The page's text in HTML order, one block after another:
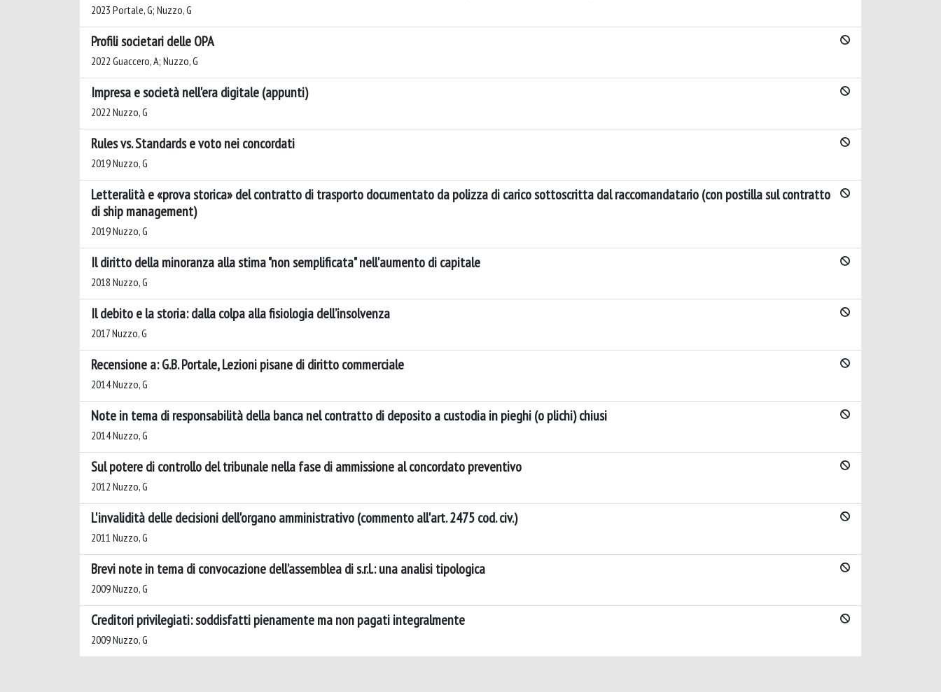
2023 Portale, G; Nuzzo, G
Profili societari delle OPA
2022 Guaccero, A; Nuzzo, G
Impresa e società nell'era digitale (appunti)
2022 Nuzzo, G
Rules vs. Standards e voto nei concordati
2019 Nuzzo, G
Letteralità e «prova storica» del contratto di trasporto documentato da polizza di carico sottoscritta dal raccomandatario (con postilla sul contratto
di ship management)
2019 Nuzzo, G
Il diritto della minoranza alla stima "non semplificata" nell'aumento di capitale
2018 Nuzzo, G
Il debito e la storia: dalla colpa alla fisiologia dell’insolvenza
2017 Nuzzo, G
Recensione a: G.B. Portale, Lezioni pisane di diritto commerciale
2014 Nuzzo, G
Note in tema di responsabilità della banca nel contratto di deposito a custodia in pieghi (o plichi) chiusi
2014 Nuzzo, G
Sul potere di controllo del tribunale nella fase di ammissione al concordato preventivo
2012 Nuzzo, G
L'invalidità delle decisioni dell'organo amministrativo (commento all'art. 2475 cod. civ.)
2011 Nuzzo, G
Brevi note in tema di convocazione dell’assemblea di s.r.l.: una analisi tipologica
2009 Nuzzo, G
Creditori privilegiati: soddisfatti pienamente ma non pagati integralmente
2009 Nuzzo, G